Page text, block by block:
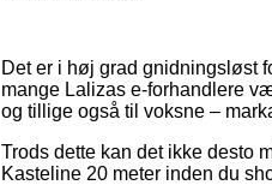
Det er i høj grad gnidningsløst
mange Lalizas e-forhandlere
og tillige også til voksne –
Trods dette kan det ikke desto
Kasteline 20 meter inden du